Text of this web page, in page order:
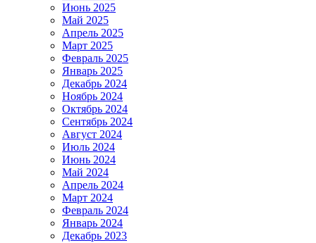
Июнь 2025
Май 2025
Апрель 2025
Март 2025
Февраль 2025
Январь 2025
Декабрь 2024
Ноябрь 2024
Октябрь 2024
Сентябрь 2024
Август 2024
Июль 2024
Июнь 2024
Май 2024
Апрель 2024
Март 2024
Февраль 2024
Январь 2024
Декабрь 2023